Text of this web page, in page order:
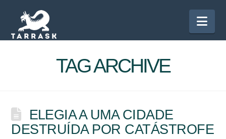
TAG ARCHIVE
ELEGIA A UMA CIDADE
DESTRUÍDA POR CATÁSTROFE